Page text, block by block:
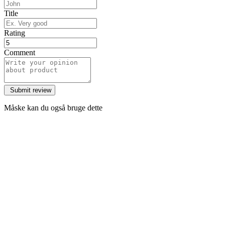
Title
Rating
Comment
Måske kan du også bruge dette